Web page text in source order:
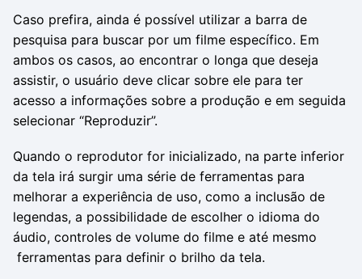
Caso prefira, ainda é possível utilizar a barra de
pesquisa para buscar por um filme específico. Em
ambos os casos, ao encontrar o longa que deseja
assistir, o usuário deve clicar sobre ele para ter
acesso a informações sobre a produção e em seguida
selecionar “Reproduzir”.
Quando o reprodutor for inicializado, na parte inferior
da tela irá surgir uma série de ferramentas para
melhorar a experiência de uso, como a inclusão de
legendas, a possibilidade de escolher o idioma do
áudio, controles de volume do filme e até mesmo
ferramentas para definir o brilho da tela.